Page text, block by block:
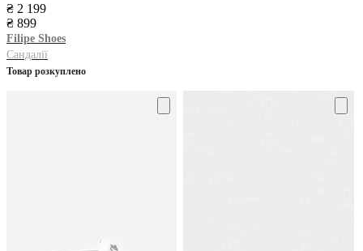
₴ 2 199
₴ 899
Filipe Shoes
Сандалії
Товар розкуплено